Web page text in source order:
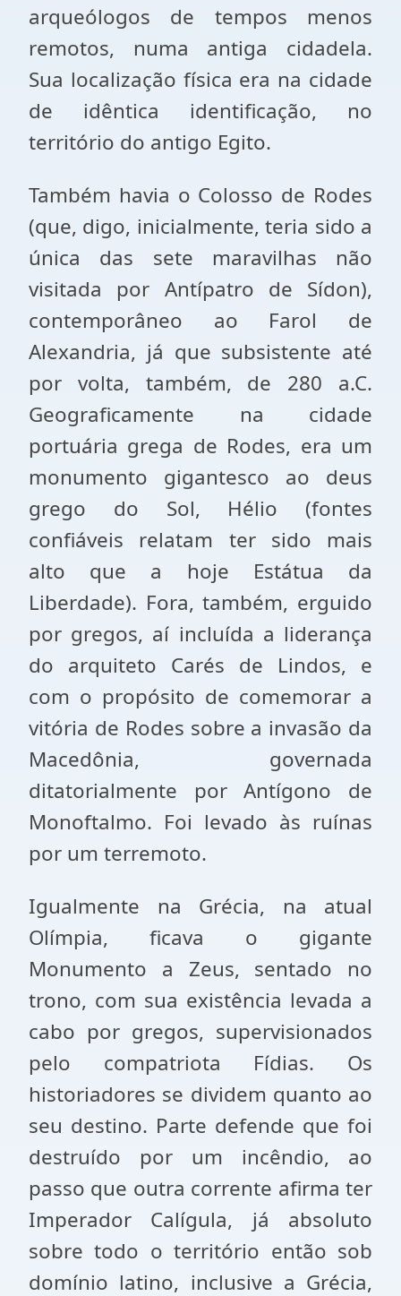
arqueólogos de tempos menos
remotos, numa antiga cidadela.
Sua localização física era na cidade
de idêntica identificação, no
território do antigo Egito.
Também havia o Colosso de Rodes
(que, digo, inicialmente, teria sido a
única das sete maravilhas não
visitada por Antípatro de Sídon),
contemporâneo ao Farol de
Alexandria, já que subsistente até
por volta, também, de 280 a.C.
Geograficamente na cidade
portuária grega de Rodes, era um
monumento gigantesco ao deus
grego do Sol, Hélio (fontes
confiáveis relatam ter sido mais
alto que a hoje Estátua da
Liberdade). Fora, também, erguido
por gregos, aí incluída a liderança
do arquiteto Carés de Lindos, e
com o propósito de comemorar a
vitória de Rodes sobre a invasão da
Macedônia, governada
ditatorialmente por Antígono de
Monoftalmo. Foi levado às ruínas
por um terremoto.
Igualmente na Grécia, na atual
Olímpia, ficava o gigante
Monumento a Zeus, sentado no
trono, com sua existência levada a
cabo por gregos, supervisionados
pelo compatriota Fídias. Os
historiadores se dividem quanto ao
seu destino. Parte defende que foi
destruído por um incêndio, ao
passo que outra corrente afirma ter
Imperador Calígula, já absoluto
sobre todo o território então sob
domínio latino, inclusive a Grécia,